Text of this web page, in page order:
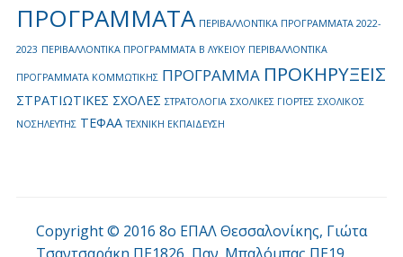
ΠΡΟΓΡΑΜΜΑΤΑ ΠΕΡΙΒΑΛΛΟΝΤΙΚΑ ΠΡΟΓΡΑΜΜΑΤΑ 2022-
2023 ΠΕΡΙΒΑΛΛΟΝΤΙΚΑ ΠΡΟΓΡΑΜΜΑΤΑ Β ΛΥΚΕΙΟΥ ΠΕΡΙΒΑΛΛΟΝΤΙΚΑ
ΠΡΟΓΡΑΜΜΑΤΑ ΚΟΜΜΩΤΙΚΗΣ ΠΡΟΓΡΑΜΜΑ ΠΡΟΚΗΡΥΞΕΙΣ
ΣΤΡΑΤΙΩΤΙΚΕΣ ΣΧΟΛΕΣ ΣΤΡΑΤΟΛΟΓΙΑ ΣΧΟΛΙΚΕΣ ΓΙΟΡΤΕΣ ΣΧΟΛΙΚΟΣ
ΝΟΣΗΛΕΥΤΗΣ ΤΕΦΑΑ ΤΕΧΝΙΚΗ ΕΚΠΑΙΔΕΥΣΗ
Copyright © 2016 8ο ΕΠΑΛ Θεσσαλονίκης, Γιώτα